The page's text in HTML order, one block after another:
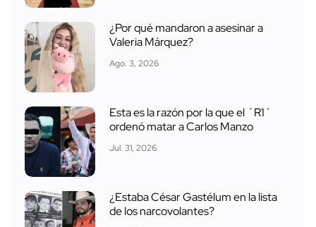
¿Por qué mandaron a asesinar a
Valeria Márquez?
Ago. 3, 2026
Esta es la razón por la que el ´R1´
ordenó matar a Carlos Manzo
Jul. 31, 2026
¿Estaba César Gastélum en la lista
de los narcovolantes?